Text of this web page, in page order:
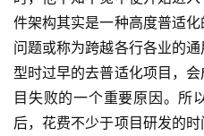
件架构其实是一种高度普适
问题或称为跨越各行各业的
型时过早的去普适化项目，
目失败的一个重要原因。所
后，花费不少于项目研发的